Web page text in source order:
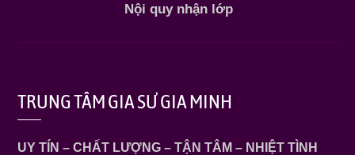
Nội quy nhận lớp
TRUNG TÂM GIA SƯ GIA MINH
UY TÍN – CHẤT LƯỢNG – TẬN TÂM – NHIỆT TÌNH